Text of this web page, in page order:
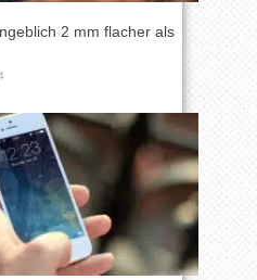
2 mm flacher als